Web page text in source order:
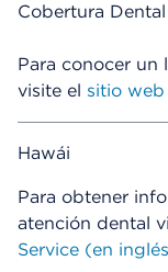
Cobertura
Para conocer un
visite el sitio
Hawái
Para obtener
atención dental
Service (en